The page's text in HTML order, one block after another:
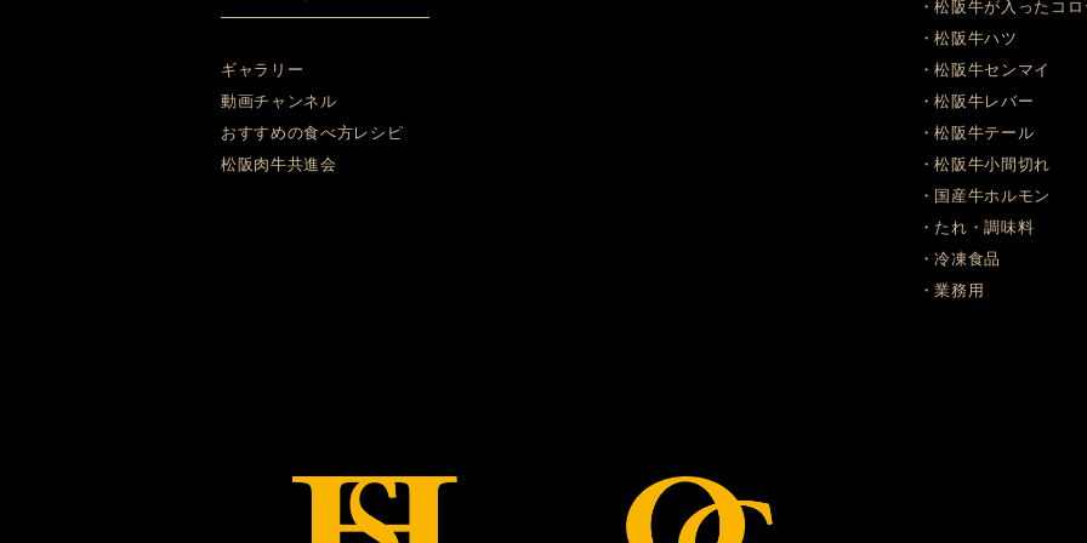
ギャラリー
動画チャンネル
おすすめの食べ方レシピ
松阪肉牛共進会
・松阪牛が入ったコ
・松阪牛ハツ
・松阪牛センマイ
・松阪牛レバー
・松阪牛テール
・松阪牛小間切れ
・国産牛ホルモン
・たれ・調味料
・冷凍食品
・業務用